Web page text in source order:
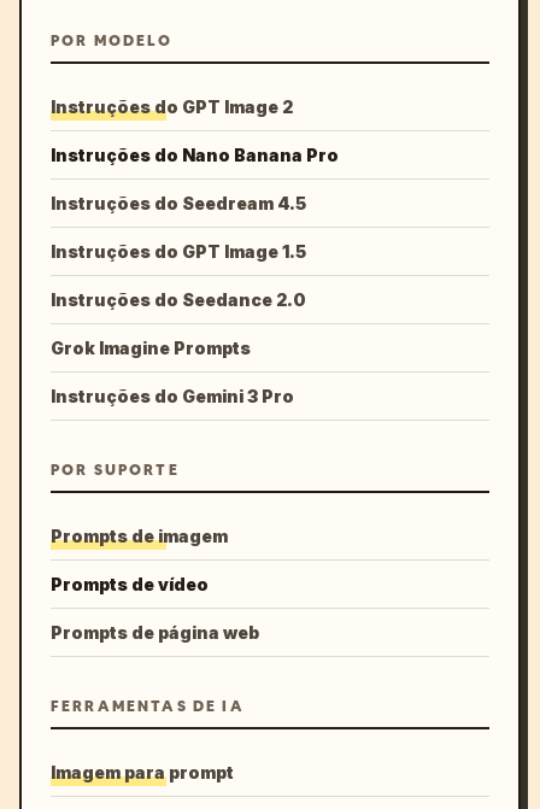
POR MODELO
Instruções do GPT Image 2
Instruções do Nano Banana Pro
Instruções do Seedream 4.5
Instruções do GPT Image 1.5
Instruções do Seedance 2.0
Grok Imagine Prompts
Instruções do Gemini 3 Pro
POR SUPORTE
Prompts de imagem
Prompts de vídeo
Prompts de página web
FERRAMENTAS DE IA
Imagem para prompt